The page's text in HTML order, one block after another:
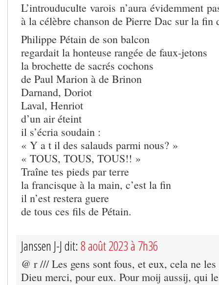
L’introuduculte varois n’aura évidemment
à la célèbre chanson de Pierre Dac sur la fin
Philippe Pétain de son balcon
regardait la honteuse rangée de faux-jetons
la brochette de sacrés cochons
de Paul Marion à de Brinon
Darnand, Doriot
Laval, Henriot
d’un air éteint
il s’écria soudain :
« Y a t il des salauds parmi nous? »
« TOUS, TOUS, TOUS!! »
Traîne tes pieds par terre
la francisque à la main, c’est la fin
il n’est restera guere
de tous ces fils de Pétain.
Janssen J-J dit: 8 août 2023 à 7h36
@ r /// Les gens sont fous, et eux, cela ne
Dieu merci, pour eux. Pour moij aussij, qui